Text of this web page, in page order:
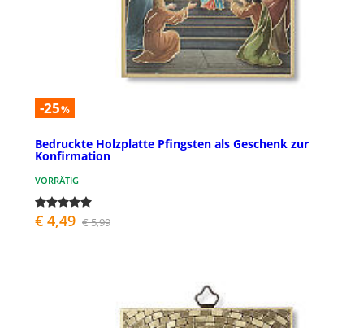
-25%
Bedruckte Holzplatte Pfingsten als Geschenk zur
Konfirmation
VORRÄTIG
€ 4,49 € 5,99